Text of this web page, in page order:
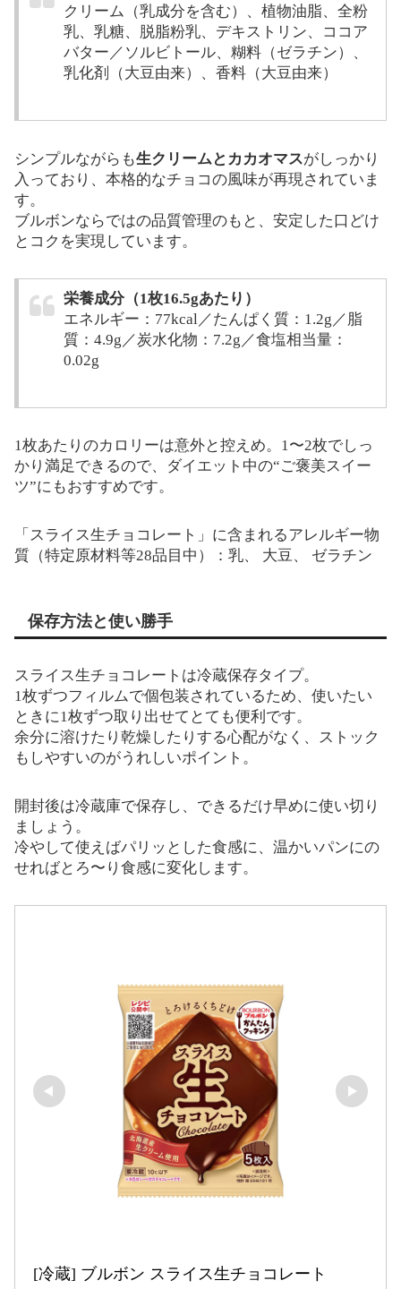
クリーム（乳成分を含む）、植物油脂、全粉
乳、乳糖、脱脂粉乳、デキストリン、ココア
バター／ソルビトール、糊料（ゼラチン）、
乳化剤（大豆由来）、香料（大豆由来）
シンプルながらも生クリームとカカオマスがしっかり
入っており、本格的なチョコの風味が再現されていま
す。
ブルボンならではの品質管理のもと、安定した口どけ
とコクを実現しています。
栄養成分（1枚16.5gあたり）
エネルギー：77kcal／たんぱく質：1.2g／脂
質：4.9g／炭水化物：7.2g／食塩相当量：
0.02g
1枚あたりのカロリーは意外と控えめ。1〜2枚でしっ
かり満足できるので、ダイエット中の“ご褒美スイー
ツ”にもおすすめです。
「スライス生チョコレート」に含まれるアレルギー物
質（特定原材料等28品目中）：乳、 大豆、 ゼラチン
保存方法と使い勝手
スライス生チョコレートは冷蔵保存タイプ。
1枚ずつフィルムで個包装されているため、使いたい
ときに1枚ずつ取り出せてとても便利です。
余分に溶けたり乾燥したりする心配がなく、ストック
もしやすいのがうれしいポイント。
開封後は冷蔵庫で保存し、できるだけ早めに使い切り
ましょう。
冷やして使えばパリッとした食感に、温かいパンにの
せればとろ〜り食感に変化します。
[冷蔵] ブルボン スライス生チョコレート